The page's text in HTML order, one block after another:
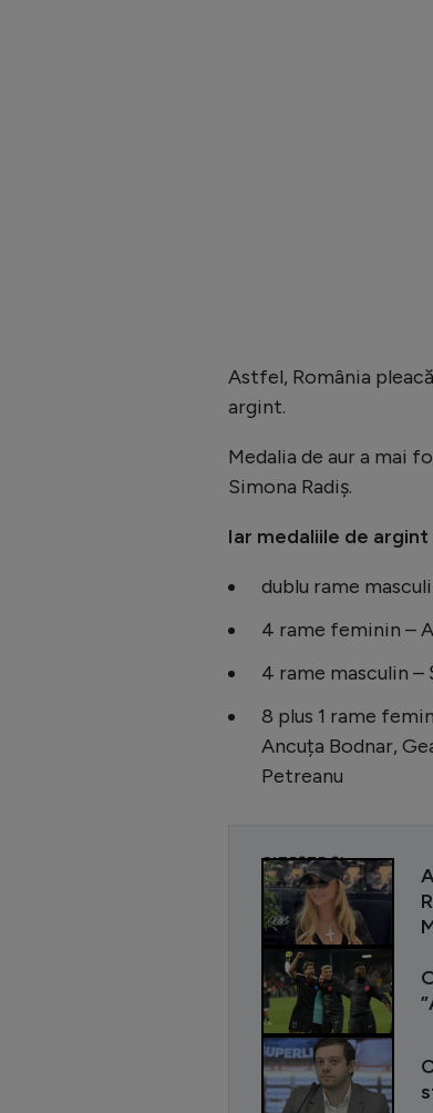
Astfel, România
argint.
Medalia de aur a mai
Simona Radiș.
Iar medaliile de
dublu rame
4 rame feminin –
4 rame masculin –
8 plus 1 rame
Ancuța Bodnar,
Petreanu
CITEȘTE ȘI